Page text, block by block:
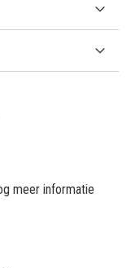
meer informatie